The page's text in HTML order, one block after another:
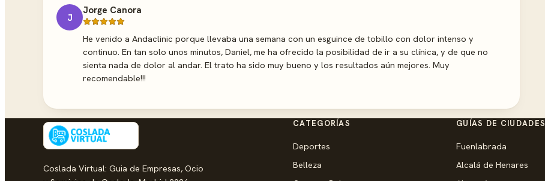
J
Jorge Canora
He venido a Andaclinic porque llevaba una semana con un esguince de tobillo con dolor intenso y
continuo. En tan solo unos minutos, Daniel, me ha ofrecido la posibilidad de ir a su clínica, y de que no
sienta nada de dolor al andar. El trato ha sido muy bueno y los resultados aún mejores. Muy
recomendable!!!
Coslada Virtual: Guia de Empresas, Ocio
CATEGORÍAS
Deportes
Belleza
GUÍAS DE CIUDADES
Fuenlabrada
Alcalá de Henares